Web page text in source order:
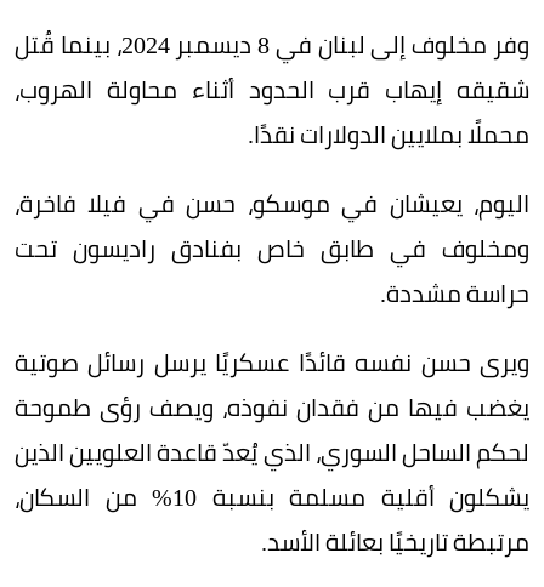
وفر مخلوف إلى لبنان في 8 ديسمبر 2024، بينما قُتل
شقيقه إيهاب قرب الحدود أثناء محاولة الهروب،
محملًا بملايين الدولارات نقدًا.
اليوم، يعيشان في موسكو، حسن في فيلا فاخرة،
ومخلوف في طابق خاص بفنادق راديسون تحت
حراسة مشددة.
ويرى حسن نفسه قائدًا عسكريًا يرسل رسائل صوتية
يغضب فيها من فقدان نفوذه، ويصف رؤى طموحة
لحكم الساحل السوري، الذي يُعدّ قاعدة العلويين الذين
يشكلون أقلية مسلمة بنسبة 10% من السكان،
مرتبطة تاريخيًا بعائلة الأسد.